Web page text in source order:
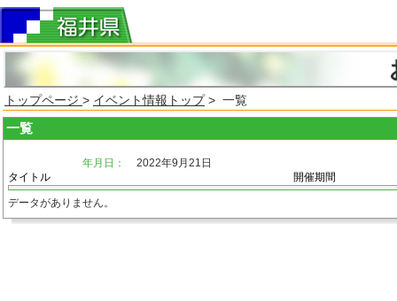
トップページ > イベント情報トップ> 一覧
一覧
年月日：
2022年9月21日
タイトル
開催期間
データがありません。